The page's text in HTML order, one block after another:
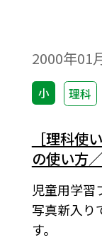
2000年01
小 理科
［理科使
の使い方
児童用学習
写真新入り
す。